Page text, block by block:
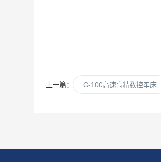
上一篇： G-100高速高精数控车床